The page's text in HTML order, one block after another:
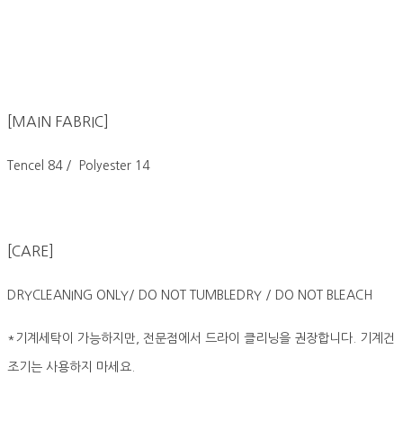
[MAIN FABRIC]
Tencel 84 / Polyester 14
[CARE]
DRYCLEANING ONLY/ DO NOT TUMBLEDRY / DO NOT BLEACH
*기계세탁이 가능하지만, 전문점에서 드라이 클리닝을 권장합니다. 기계건
조기는 사용하지 마세요.